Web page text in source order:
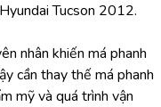
Tucson 2012.
nhân khiến má phanh
cần thay thế má phanh
mỹ và quá trình vận